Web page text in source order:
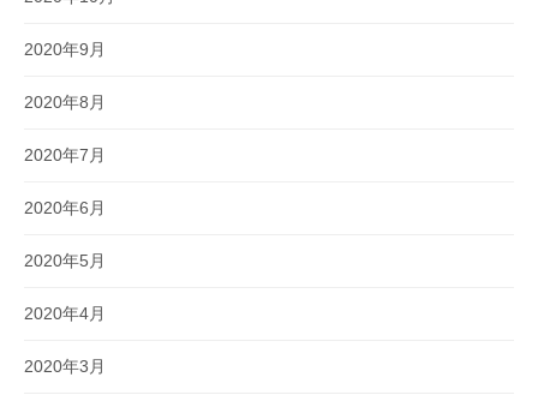
2020年9月
2020年8月
2020年7月
2020年6月
2020年5月
2020年4月
2020年3月